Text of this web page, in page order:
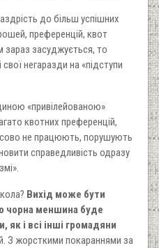
до більш успішних
преференцій, квот
засуджується, то
негаразди на «підступи
«привілейованою»
квотних преференцій,
не працюють, порушують
справедливість одразу
Вихід може бути
чорна меншина буде
як і всі інші громадяни
З жорсткими покараннями за